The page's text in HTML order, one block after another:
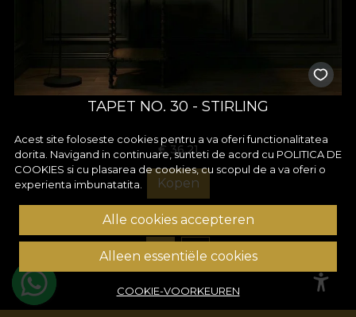
TAPET NO. 30 - STIRLING
€ 36,21
Kopen
1 2
Acest site foloseste cookies pentru a va oferi functionalitatea
dorita. Navigand in continuare, sunteti de acord cu POLITICA DE
COOKIES si cu plasarea de cookies, cu scopul de a va oferi o
experienta imbunatatita.
Alle cookies accepteren
Alleen essentiële cookies
COOKIE-VOORKEUREN